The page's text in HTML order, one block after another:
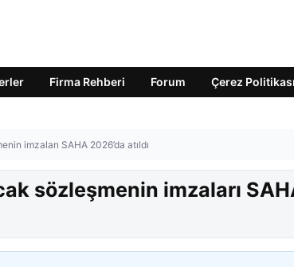
Firma Rehberi Forum Çerez Politikası
imzaları SAHA 2026’da atıldı
sözleşmenin imzaları